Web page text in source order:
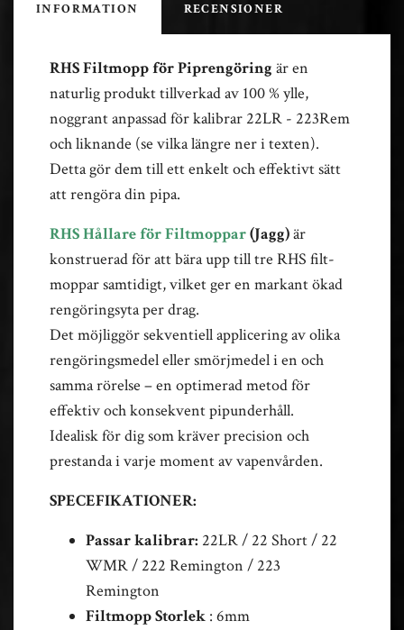
INFORMATION RECENSIONER
RHS Filtmopp för Piprengöring är en
naturlig produkt tillverkad av 100 % ylle,
noggrant anpassad för kalibrar 22LR - 223Rem
och liknande (se vilka längre ner i texten).
Detta gör dem till ett enkelt och effektivt sätt
att rengöra din pipa.
RHS Hållare för Filtmoppar(Jagg)är
konstruerad för att bära upp till tre RHS filt-
moppar samtidigt, vilket ger en markant ökad
rengöringsyta per drag.
Det möjliggör sekventiell applicering av olika
rengöringsmedel eller smörjmedel i en och
samma rörelse – en optimerad metod för
effektiv och konsekvent pipunderhåll.
Idealisk för dig som kräver precision och
prestanda i varje moment av vapenvården.
SPECEFIKATIONER:
Passar kalibrar: 22LR / 22 Short / 22
WMR / 222 Remington / 223
Remington
Filtmopp Storlek : 6mm